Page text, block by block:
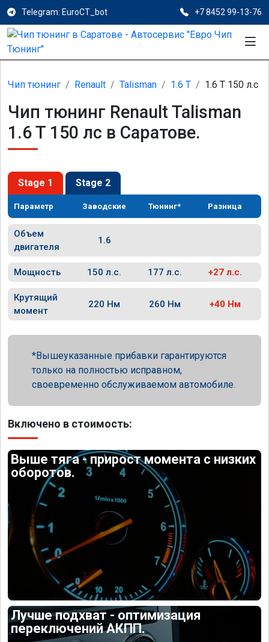
Telegram: EuroCT_bot +7 8452 99-13-76
Чип тюнинг Renault Talisman 1.6 T 1.6 T 150 л.с
Чип тюнинг Renault Talisman
1.6 T 150 лс в Саратове.
Stage 1 Stage 2
Параметр Заводские Тюнинг* Разница
Объем
двигателя
1.6
Мощность 150 л.с. 177 л.с. +27 л.с.
Крутящий
момент
220 Нм 260 Нм +40 Нм
Вышеуказанные прибавки гарантируются
только на полностью исправном,
своевременно обслуживаемом автомобиле.
Включено в стоимость:
Выше тяга - прирост момента с низких
оборотов.
Лучше подхват - оптимизация
переключений АКПП.